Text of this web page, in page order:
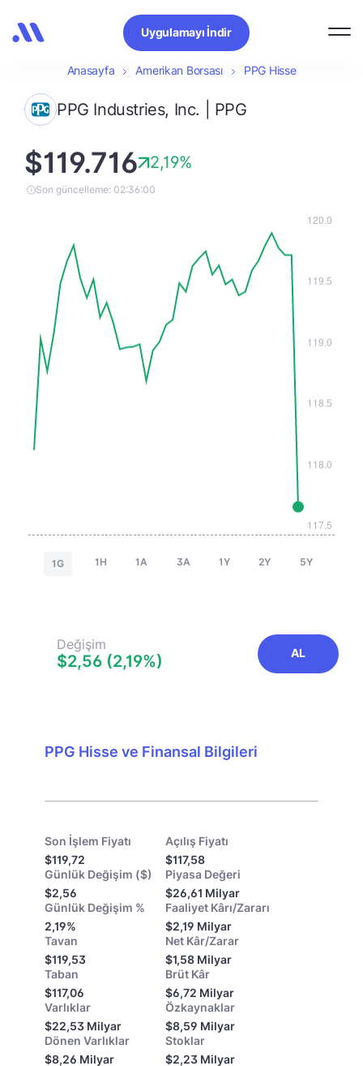
Uygulamayı İndir
Anasayfa Amerikan Borsası PPG Hisse
PPG Industries, Inc. | PPG
$119.716 2,19%
Son güncelleme: 02:36:00
1G 1H 1A 3A 1Y 2Y 5Y
Değişim
$2,56 (2,19%) AL
PPG Hisse ve Finansal Bilgileri
Son İşlem Fiyatı
$119,72
Açılış Fiyatı
$117,58
Günlük Değişim ($)
$2,56
Piyasa Değeri
$26,61 Milyar
Günlük Değişim %
2,19%
Faaliyet Kârı/Zararı
$2,19 Milyar
Tavan
$119,53
Net Kâr/Zarar
$1,58 Milyar
Taban
$117,06
Brüt Kâr
$6,72 Milyar
Varlıklar
$22,53 Milyar
Özkaynaklar
$8,59 Milyar
Dönen Varlıklar
$8,26 Milyar
Stoklar
$2,23 Milyar